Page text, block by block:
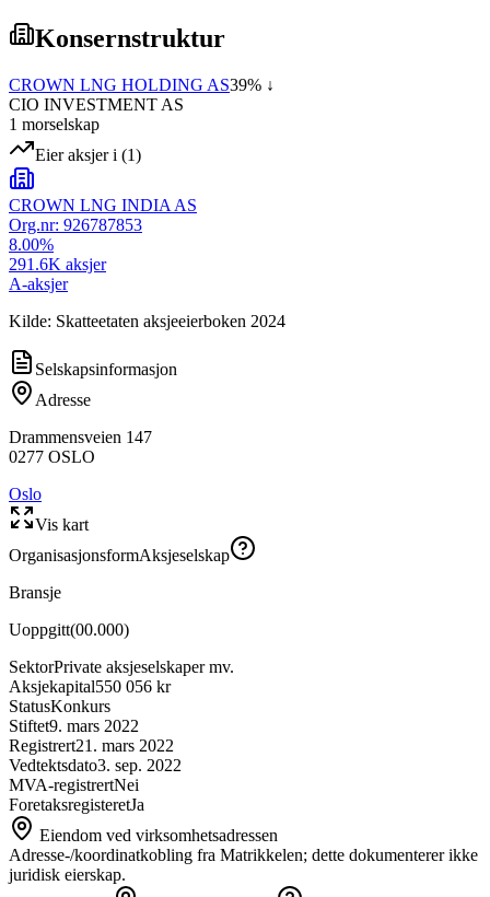
Konsernstruktur
CROWN LNG HOLDING AS39% ↓
CIO INVESTMENT AS
1 morselskap
Eier aksjer i (1)
CROWN LNG INDIA AS
Org.nr: 926787853
8.00%
291.6K aksjer
A-aksjer
Kilde: Skatteetaten aksjeeierboken 2024
Selskapsinformasjon
Adresse
Drammensveien 147
0277 OSLO
Oslo
Vis kart
OrganisasjonsformAksjeselskap
Bransje
Uoppgitt(00.000)
SektorPrivate aksjeselskaper mv.
Aksjekapital550 056 kr
StatusKonkurs
Stiftet9. mars 2022
Registrert21. mars 2022
Vedtektsdato3. sep. 2022
MVA-registrertNei
ForetaksregisteretJa
Eiendom ved virksomhetsadressen
Adresse-/koordinatkobling fra Matrikkelen; dette dokumenterer ikke
juridisk eierskap.